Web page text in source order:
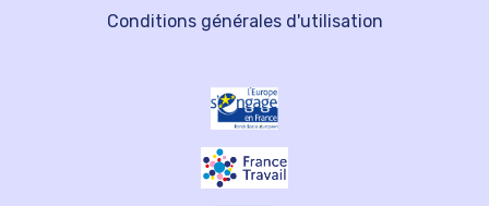
Conditions générales d'utilisation